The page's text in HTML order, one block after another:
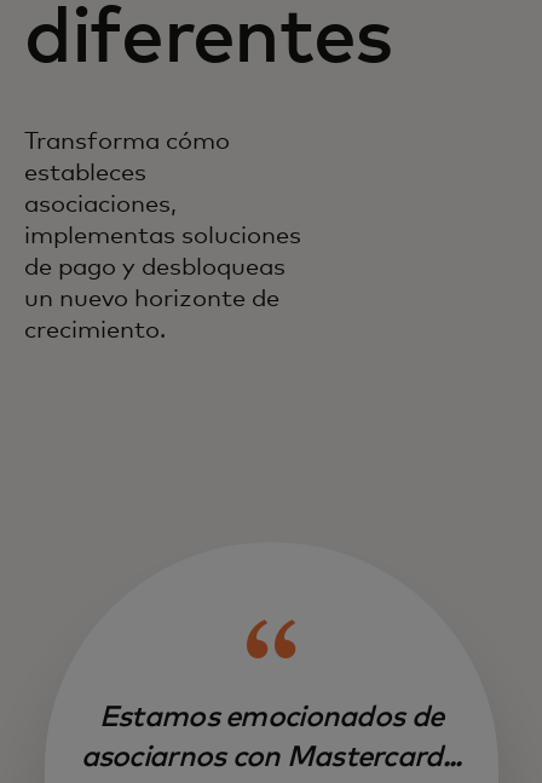
diferentes
Transforma cómo
estableces
asociaciones,
implementas soluciones
de pago y desbloqueas
un nuevo horizonte de
crecimiento.
Estamos emocionados de
asociarnos con Mastercard...